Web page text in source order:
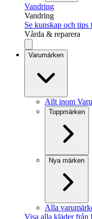
Vandring
Vandring
Se kunskap och tips
Vårda & reparera
Varumärken
Allt inom
Toppmärken
Nya märken
Alla
Visa alla kläder från